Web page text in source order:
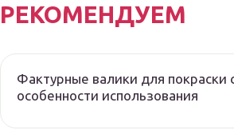
РЕКОМЕНДУЕМ
Фактурные валики для покраски
особенности использования